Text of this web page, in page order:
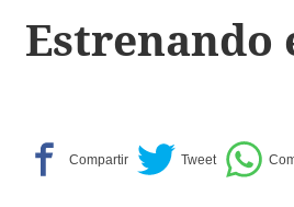
Estrenando